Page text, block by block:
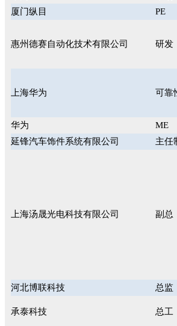
厦门纵目
PE
惠州德赛自动化技术有限公司 研发
上海华为 可靠
华为
ME
延锋汽车饰件系统有限公司
主任
上海汤晟光电科技有限公司 副总
河北博联科技 总监
承泰科技 总工